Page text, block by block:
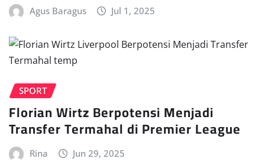
Agus Baragus Jul 1, 2025
SPORT
Florian Wirtz Berpotensi Menjadi
Transfer Termahal di Premier League
Rina Jun 29, 2025